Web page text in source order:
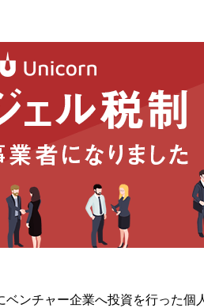
ンチャー企業へ投資を行った個